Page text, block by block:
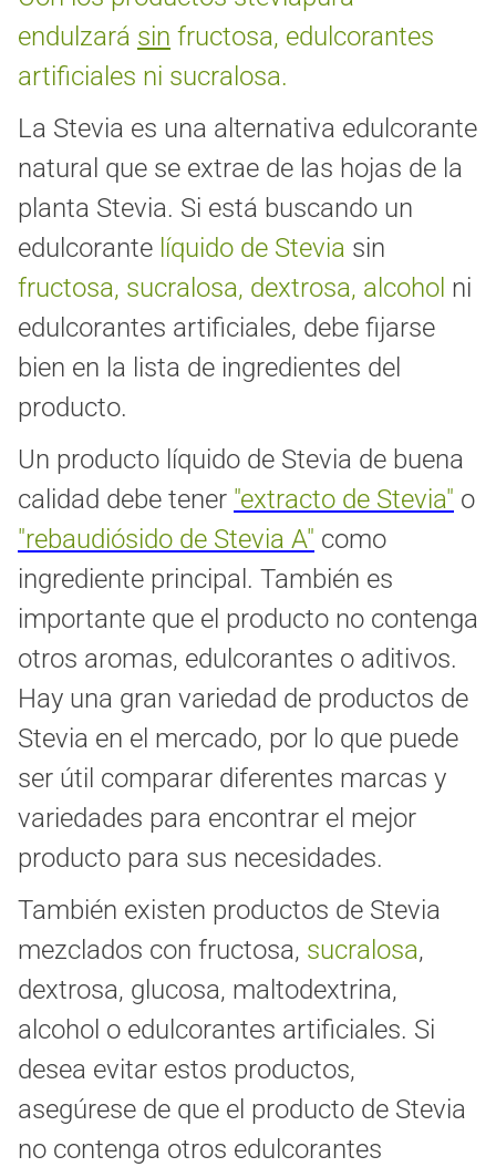
endulzará sin fructosa, edulcorantes
artificiales ni sucralosa.
La Stevia es una alternativa edulcorante
natural que se extrae de las hojas de la
planta Stevia. Si está buscando un
edulcorante líquido de Stevia sin
fructosa, sucralosa, dextrosa, alcohol ni
edulcorantes artificiales, debe fijarse
bien en la lista de ingredientes del
producto.
Un producto líquido de Stevia de buena
calidad debe tener "extracto de Stevia" o
"rebaudiósido de Stevia A" como
ingrediente principal. También es
importante que el producto no contenga
otros aromas, edulcorantes o aditivos.
Hay una gran variedad de productos de
Stevia en el mercado, por lo que puede
ser útil comparar diferentes marcas y
variedades para encontrar el mejor
producto para sus necesidades.
También existen productos de Stevia
mezclados con fructosa, sucralosa,
dextrosa, glucosa, maltodextrina,
alcohol o edulcorantes artificiales. Si
desea evitar estos productos,
asegúrese de que el producto de Stevia
no contenga otros edulcorantes